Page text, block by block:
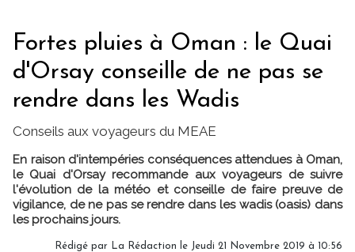
Fortes pluies à Oman : le Quai
d'Orsay conseille de ne pas se
rendre dans les Wadis
Conseils aux voyageurs du MEAE
En raison d'intempéries conséquences attendues à Oman,
le Quai d'Orsay recommande aux voyageurs de suivre
l'évolution de la météo et conseille de faire preuve de
vigilance, de ne pas se rendre dans les wadis (oasis) dans
les prochains jours.
Rédigé par La Rédaction le Jeudi 21 Novembre 2019 à 10:56